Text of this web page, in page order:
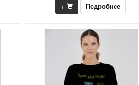
+ Подробнее